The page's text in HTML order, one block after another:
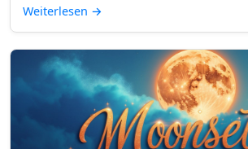
Weiterlesen →